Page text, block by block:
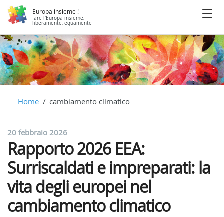
Europa insieme !
fare l'Europa insieme,
liberamente, equamente
Home cambiamento climatico
20 febbraio 2026
Rapporto 2026 EEA:
Surriscaldati e impreparati: la
vita degli europei nel
cambiamento climatico